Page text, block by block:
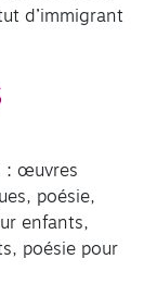
d’immigrant
: œuvres
poésie,
enfants,
poésie pour